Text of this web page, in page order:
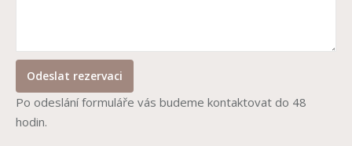
Po odeslání formuláře vás budeme kontaktovat do 48
hodin.